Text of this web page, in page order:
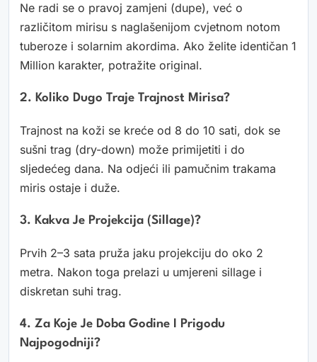
Ne radi se o pravoj zamjeni (dupe), već o
različitom mirisu s naglašenijom cvjetnom notom
tuberoze i solarnim akordima. Ako želite identičan 1
Million karakter, potražite original.
2. Koliko Dugo Traje Trajnost Mirisa?
Trajnost na koži se kreće od 8 do 10 sati, dok se
sušni trag (dry-down) može primijetiti i do
sljedećeg dana. Na odjeći ili pamučnim trakama
miris ostaje i duže.
3. Kakva Je Projekcija (sillage)?
Prvih 2–3 sata pruža jaku projekciju do oko 2
metra. Nakon toga prelazi u umjereni sillage i
diskretan suhi trag.
4. Za Koje Je Doba Godine I Prigodu
Najpogodniji?